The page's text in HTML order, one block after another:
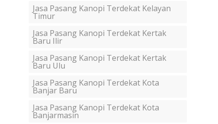
Jasa Pasang Kanopi Terdekat Kelayan
Timur
Jasa Pasang Kanopi Terdekat Kertak
Baru Ilir
Jasa Pasang Kanopi Terdekat Kertak
Baru Ulu
Jasa Pasang Kanopi Terdekat Kota
Banjar Baru
Jasa Pasang Kanopi Terdekat Kota
Banjarmasin